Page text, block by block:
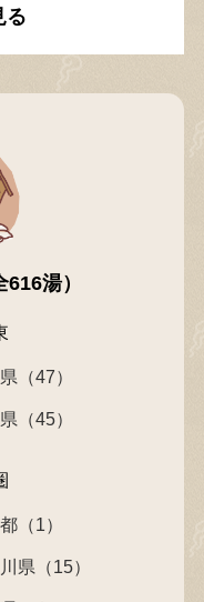
る
湯）
（47）
（45）
（1）
県（15）